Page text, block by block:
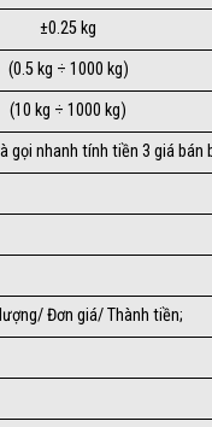
±0.25 kg
(0.5 kg ÷ 1000 kg)
(10 kg ÷ 1000 kg)
nhanh tính tiền 3 giá bán
Đơn giá/ Thành tiền;